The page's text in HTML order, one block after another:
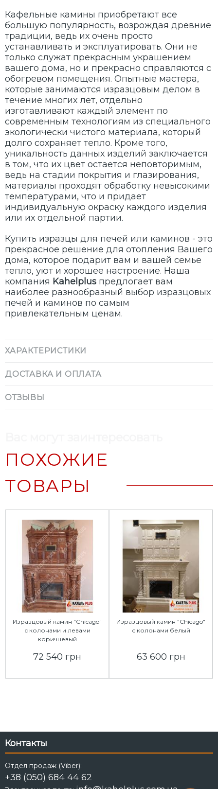
Кафельные камины приобретают все
большую популярность, возрождая древние
традиции, ведь их очень просто
устанавливать и эксплуатировать. Они не
только служат прекрасным украшением
вашего дома, но и прекрасно справляются с
обогревом помещения. Опытные мастера,
которые занимаются изразцовым делом в
течение многих лет, отдельно
изготавливают каждый элемент по
современным технологиям из специального
экологически чистого материала, который
долго сохраняет тепло. Кроме того,
уникальность данных изделий заключается
в том, что их цвет остается неповторимым,
ведь на стадии покрытия и глазирования,
материалы проходят обработку невысокими
температурами, что и придает
индивидуальную окраску каждого изделия
или их отдельной партии.
Купить изразцы для печей или каминов - это
прекрасное решение для отопления Вашего
дома, которое подарит вам и вашей семье
тепло, уют и хорошее настроение. Наша
компания Kahelplus предлогает вам
наиболее разнообразный выбор изразцовых
печей и каминов по самым
привлекательным ценам.
ХАРАКТЕРИСТИКИ
ДОСТАВКА И ОПЛАТА
ОТЗЫВЫ
ПОХОЖИЕ
ТОВАРЫ
Изразцовый камин "Chicago"
с колонами и левами
коричневый
72 540 грн
Изразцовый камин "Chicago"
с колонами белый
63 600 грн
Контакты
Отдел продаж (Viber):
+38 (050) 684 44 62